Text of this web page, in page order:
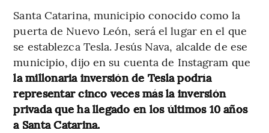
Santa Catarina, municipio conocido como la
puerta de Nuevo León, será el lugar en el que
se establezca Tesla. Jesús Nava, alcalde de ese
municipio, dijo en su cuenta de Instagram que
la millonaria inversión de Tesla podría
representar cinco veces más la inversión
privada que ha llegado en los últimos 10 años
a Santa Catarina.